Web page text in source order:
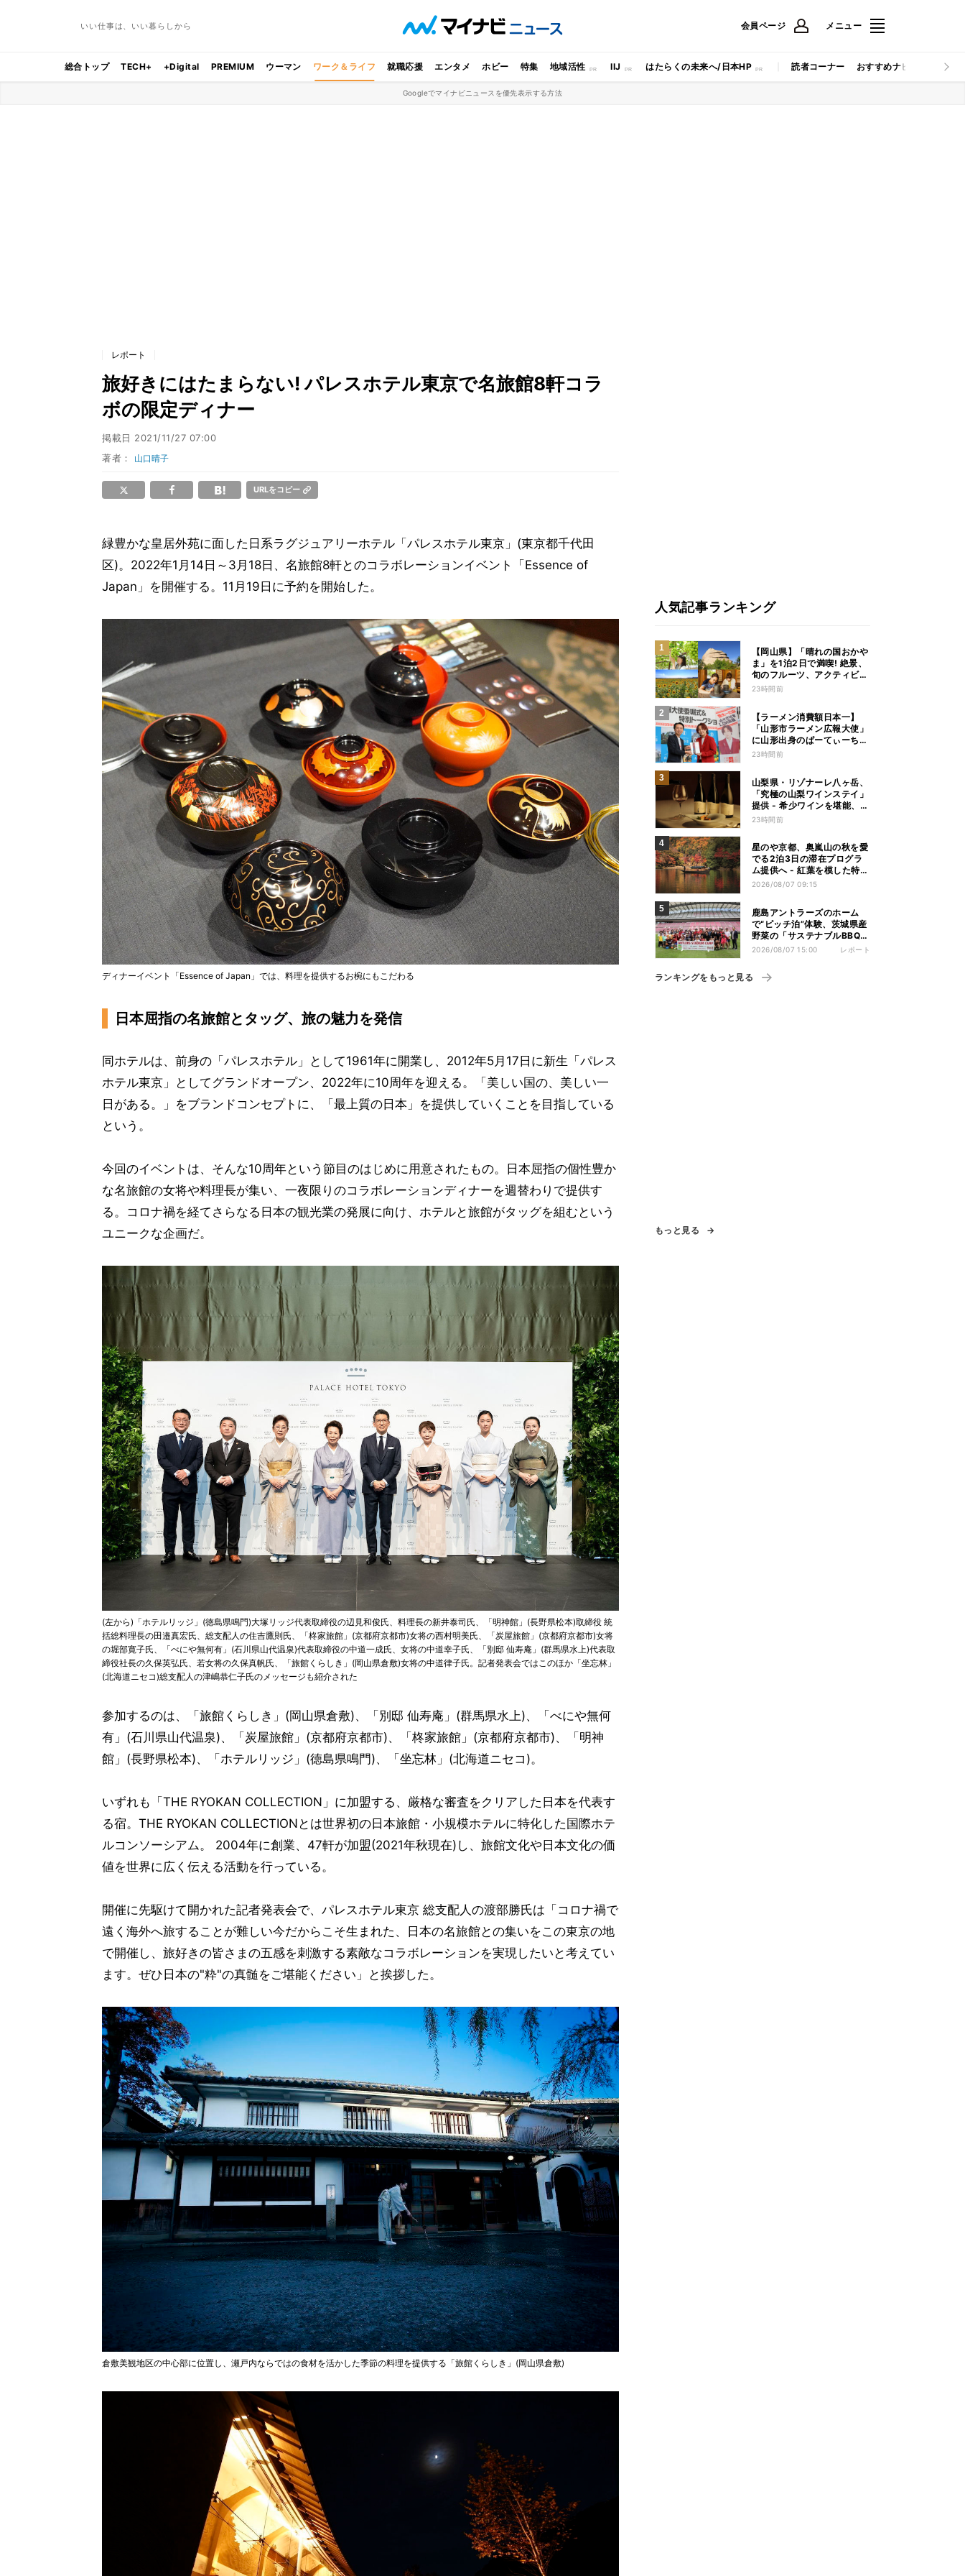
いい仕事は、いい暮らしから 会員ページ メニュー
総合トップ TECH+ +Digital PREMIUM ウーマン ワーク＆ライフ 就職応援 エンタメ ホビー 特集 地域活性 IIJ はたらくの未来へ/日本HP 読者コーナー おすすめナビ マイナビ
Googleでマイナビニュースを優先表示する方法
レポート
旅好きにはたまらない! パレスホテル東京で名旅館8軒コラ
ボの限定ディナー
掲載日 2021/11/27 07:00
著者： 山口晴子
URLをコピー
緑豊かな皇居外苑に面した日系ラグジュアリーホテル「パレスホテル東京」(東京都千代田
区)。2022年1月14日～3月18日、名旅館8軒とのコラボレーションイベント「Essence of
Japan」を開催する。11月19日に予約を開始した。
ディナーイベント「Essence of Japan」では、料理を提供するお椀にもこだわる
日本屈指の名旅館とタッグ、旅の魅力を発信
同ホテルは、前身の「パレスホテル」として1961年に開業し、2012年5月17日に新生「パレス
ホテル東京」としてグランドオープン、2022年に10周年を迎える。「美しい国の、美しい一
日がある。」をブランドコンセプトに、「最上質の日本」を提供していくことを目指している
という。
今回のイベントは、そんな10周年という節目のはじめに用意されたもの。日本屈指の個性豊か
な名旅館の女将や料理長が集い、一夜限りのコラボレーションディナーを週替わりで提供す
る。コロナ禍を経てさらなる日本の観光業の発展に向け、ホテルと旅館がタッグを組むという
ユニークな企画だ。
(左から)「ホテルリッジ」(徳島県鳴門)大塚リッジ代表取締役の辺見和俊氏、料理長の新井泰司氏、「明神館」(長野県松本)取締役 統
括総料理長の田邉真宏氏、総支配人の住吉鷹則氏、「柊家旅館」(京都府京都市)女将の西村明美氏、「炭屋旅館」(京都府京都市)女将
の堀部寛子氏、「べにや無何有」(石川県山代温泉)代表取締役の中道一成氏、女将の中道幸子氏、「別邸 仙寿庵」(群馬県水上)代表取
締役社長の久保英弘氏、若女将の久保真帆氏、「旅館くらしき」(岡山県倉敷)女将の中道律子氏。記者発表会ではこのほか「坐忘林」
(北海道ニセコ)総支配人の津嶋恭仁子氏のメッセージも紹介された
参加するのは、「旅館くらしき」(岡山県倉敷)、「別邸 仙寿庵」(群馬県水上)、「べにや無何
有」(石川県山代温泉)、「炭屋旅館」(京都府京都市)、「柊家旅館」(京都府京都市)、「明神
館」(長野県松本)、「ホテルリッジ」(徳島県鳴門)、「坐忘林」(北海道ニセコ)。
いずれも「THE RYOKAN COLLECTION」に加盟する、厳格な審査をクリアした日本を代表す
る宿。THE RYOKAN COLLECTIONとは世界初の日本旅館・小規模ホテルに特化した国際ホテ
ルコンソーシアム。 2004年に創業、47軒が加盟(2021年秋現在)し、旅館文化や日本文化の価
値を世界に広く伝える活動を行っている。
開催に先駆けて開かれた記者発表会で、パレスホテル東京 総支配人の渡部勝氏は「コロナ禍で
遠く海外へ旅することが難しい今だからこそ生まれた、日本の名旅館との集いをこの東京の地
で開催し、旅好きの皆さまの五感を刺激する素敵なコラボレーションを実現したいと考えてい
ます。ぜひ日本の"粋"の真髄をご堪能ください」と挨拶した。
倉敷美観地区の中心部に位置し、瀬戸内ならではの食材を活かした季節の料理を提供する「旅館くらしき」(岡山県倉敷)
人気記事ランキング
【岡山県】「晴れの国おかや
ま」を1泊2日で満喫! 絶景、
旬のフルーツ、アクティビテ
ィを楽しむモデルコースを紹
23時間前
【ラーメン消費額日本一】
「山形市ラーメン広報大使」
に山形出身のぱーてぃーちゃ
ん・すがちゃん最高No.1が就
23時間前
山梨県・リゾナーレ八ヶ岳、
「究極の山梨ワインステイ」
提供 - 希少ワインを堪能、テ
イスティングセミナーやスペ
23時間前
星のや京都、奥嵐山の秋を愛
でる2泊3日の滞在プログラ
ム提供へ - 紅葉を模した特別
料理、舟遊び、オオモミジの
2026/08/07 09:15
鹿島アントラーズのホーム
で“ピッチ泊”体験、茨城県産
野菜の「サステナブルBBQ」
も楽しむ特別キャンプ
2026/08/07 15:00 レポート
ランキングをもっと見る
もっと見る